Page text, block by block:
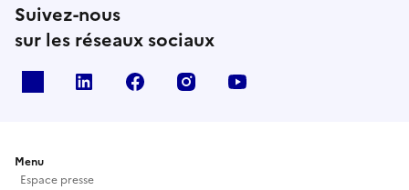
Suivez-nous
sur les réseaux sociaux
Linkedin Facebook Instagram
Menu
Espace presse